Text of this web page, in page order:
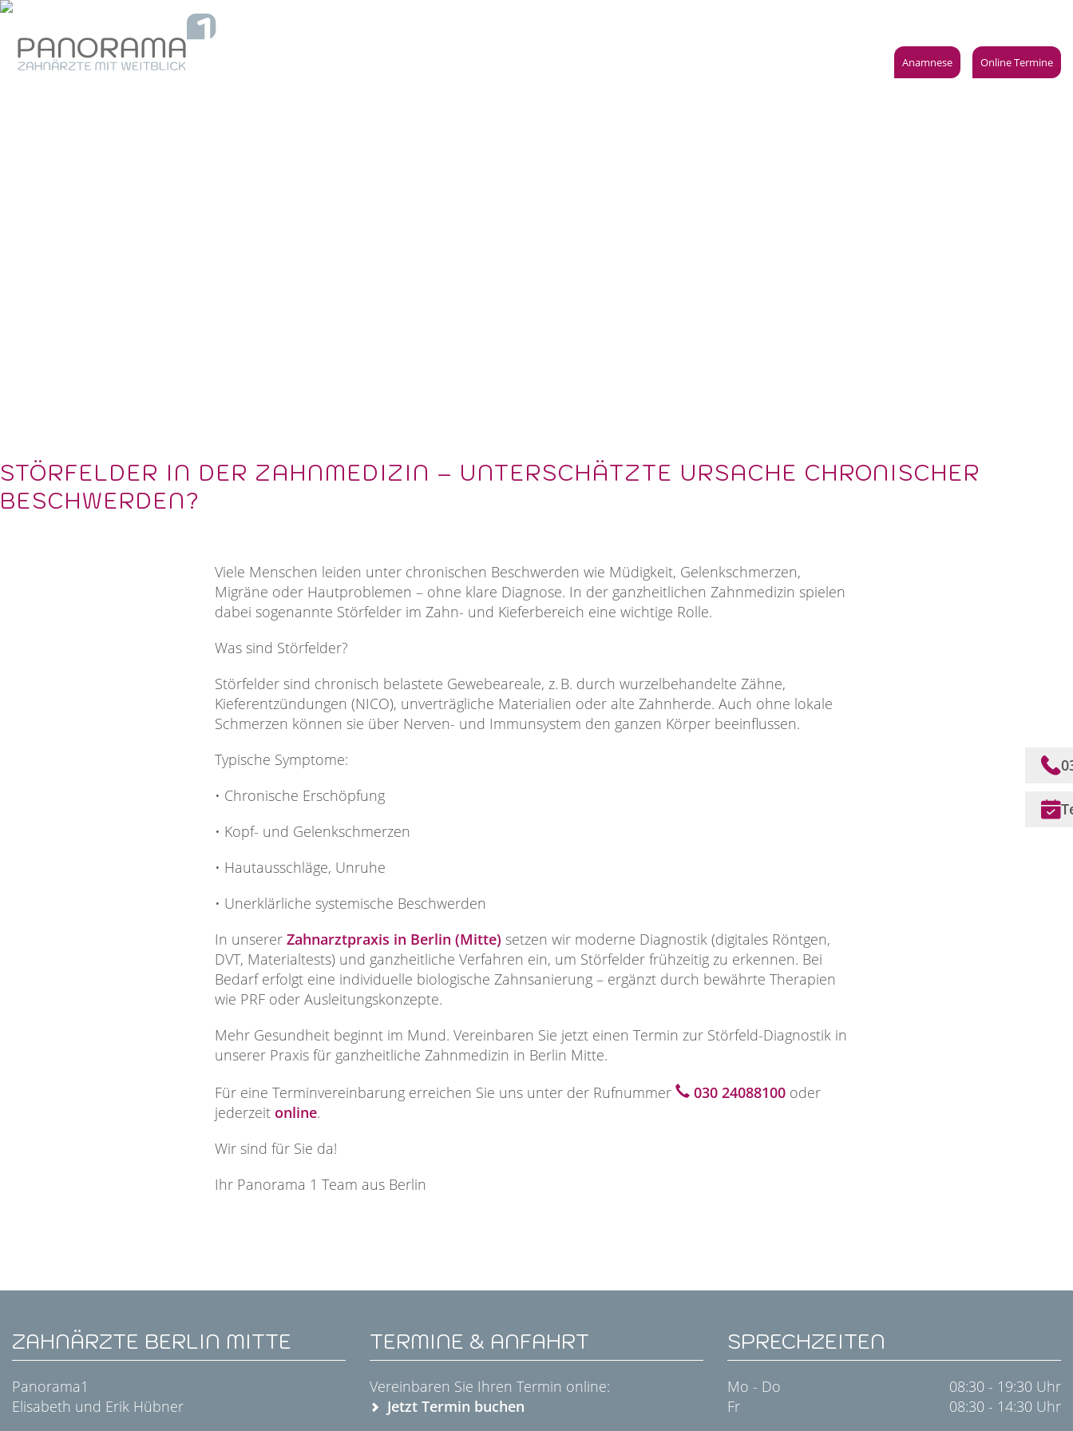
Anamnese Online Termine
STÖRFELDER IN DER ZAHNMEDIZIN – UNTERSCHÄTZTE URSACHE CHRONISCHER
BESCHWERDEN?
Viele Menschen leiden unter chronischen Beschwerden wie Müdigkeit, Gelenkschmerzen,
Migräne oder Hautproblemen – ohne klare Diagnose. In der ganzheitlichen Zahnmedizin spielen
dabei sogenannte Störfelder im Zahn- und Kieferbereich eine wichtige Rolle.
Was sind Störfelder?
Störfelder sind chronisch belastete Gewebeareale, z. B. durch wurzelbehandelte Zähne,
Kieferentzündungen (NICO), unverträgliche Materialien oder alte Zahnherde. Auch ohne lokale
Schmerzen können sie über Nerven- und Immunsystem den ganzen Körper beeinflussen.
Typische Symptome:
• Chronische Erschöpfung
• Kopf- und Gelenkschmerzen
• Hautausschläge, Unruhe
• Unerklärliche systemische Beschwerden
In unserer Zahnarztpraxis in Berlin (Mitte) setzen wir moderne Diagnostik (digitales Röntgen,
DVT, Materialtests) und ganzheitliche Verfahren ein, um Störfelder frühzeitig zu erkennen. Bei
Bedarf erfolgt eine individuelle biologische Zahnsanierung – ergänzt durch bewährte Therapien
wie PRF oder Ausleitungskonzepte.
Mehr Gesundheit beginnt im Mund. Vereinbaren Sie jetzt einen Termin zur Störfeld-Diagnostik in
unserer Praxis für ganzheitliche Zahnmedizin in Berlin Mitte.
Für eine Terminvereinbarung erreichen Sie uns unter der Rufnummer
030 24088100oder
jederzeit online.
Wir sind für Sie da!
Ihr Panorama 1 Team aus Berlin
ZAHNÄRZTE BERLIN MITTE
Panorama1
Elisabeth und Erik Hübner
TERMINE & ANFAHRT
Vereinbaren Sie Ihren Termin online:
Jetzt Termin buchen
SPRECHZEITEN
Mo - Do
08:30 - 19:30 Uhr
Fr
08:30 - 14:30 Uhr